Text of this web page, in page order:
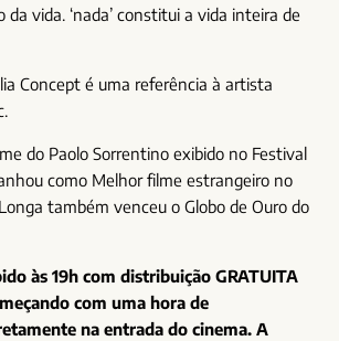
da vida. ‘nada’ constitui a vida inteira de
Concept é uma referência à artista
do Paolo Sorrentino exibido no Festival
como Melhor filme estrangeiro no
também venceu o Globo de Ouro do
às 19h com distribuição GRATUITA
com uma hora de
na entrada do cinema. A